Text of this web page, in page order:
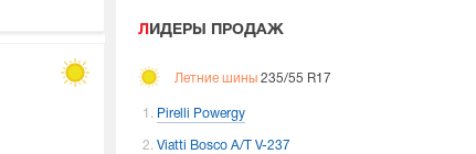
ЛИДЕРЫ ПРОДАЖ
Летние шины 235/55 R17
Pirelli Powergy
Viatti Bosco A/T V-237